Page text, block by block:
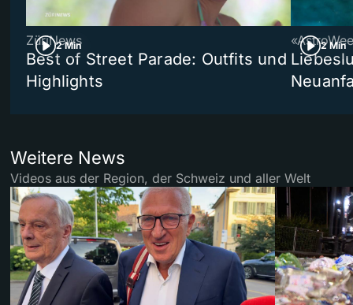
2 Min
ZüriNews
Best of Street Parade: Outfits und
Highlights
2 Min
Weitere News
Videos aus der Region, der Schweiz und aller Welt